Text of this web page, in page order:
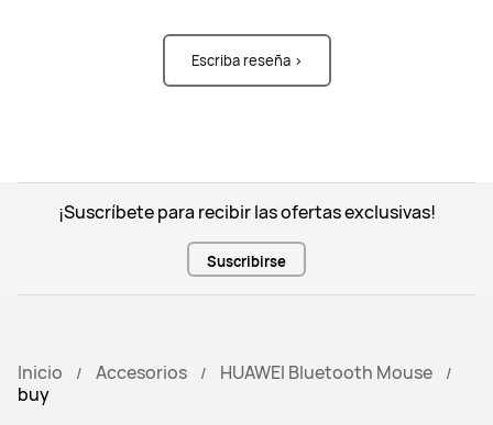
Escriba reseña >
¡Suscríbete para recibir las ofertas exclusivas!
Suscribirse
Inicio Accesorios
HUAWEI Bluetooth Mouse
buy